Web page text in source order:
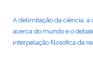
A delimitação da ciência,
acerca do mundo e o
interpelação filosófica da